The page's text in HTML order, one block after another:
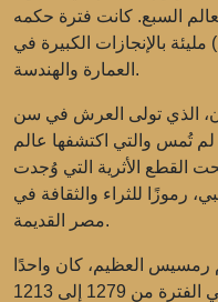
السبع. كانت فترة حكمه
قبل الميلاد) مليئة بالإنجازات الكبيرة في
العمارة والهندسة.
الذي تولى العرش في سن
تُمس والتي اكتشفها عالم
كارتر في عام 1922. أصبحت القطع الأثرية التي وُجدت
رموزًا للثراء والثقافة في
مصر القديمة.
رمسيس العظيم، كان واحدًا
من أقوى الفراعنة الذين حكموا في الفترة من 1279 إلى 1213